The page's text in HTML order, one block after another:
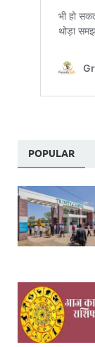
POPULAR